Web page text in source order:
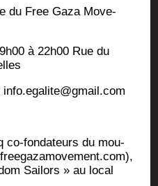
du Free Gaza Move­
à 22h00 Rue du
co-fon­da­teurs du mou­
Sai­lors » au local